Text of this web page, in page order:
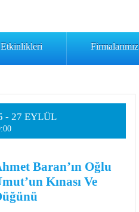
Firmalarımız
- 27 EYLÜL
Baran’ın Oğlu
Kınası Ve